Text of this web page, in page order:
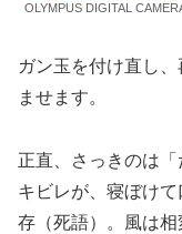
OLYMPUS DIGITAL
ガン玉を付け直し
ませます。
正直、さっきのは
キビレが、寝ぼけ
存（死語）。風は相